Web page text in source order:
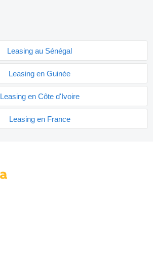
Leasing au Sénégal
Leasing en Guinée
Leasing en Côte d'Ivoire
Leasing en France